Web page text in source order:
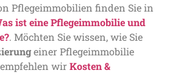
Pflegeimmobilien finden Sie in
ist eine Pflegeimmobilie und
. Möchten Sie wissen, wie Sie
einer Pflegeimmobilie
wir Kosten &